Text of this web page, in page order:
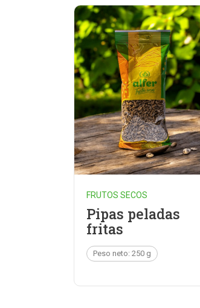
FRUTOS SECOS
Pipas peladas
fritas
Peso neto: 250 g